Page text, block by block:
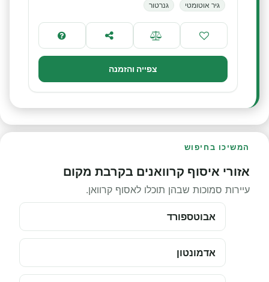
גיר אוטומטי
גנרטור
צפייה והזמנה
המשיכו בחיפוש
אזורי איסוף קרוואנים בקרבת מקום
עיירות סמוכות שבהן תוכלו לאסוף קרוואן.
אבוטספורד
אדמונטון